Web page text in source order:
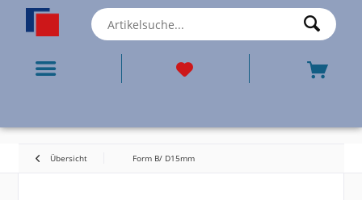
Übersicht Form B/ D15mm